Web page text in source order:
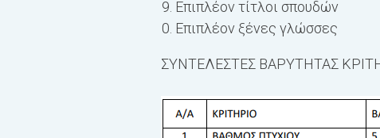
Επιπλέον τίτλοι σπουδών
Επιπλέον ξένες γλώσσες
ΣΥΝΤΕΛΕΣΤΕΣ ΒΑΡΥΤΗΤΑΣ